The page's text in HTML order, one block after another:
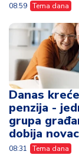
08:59 Tema dana
Danas
penzija -
grupa
dobija novac
08:31 Tema dana